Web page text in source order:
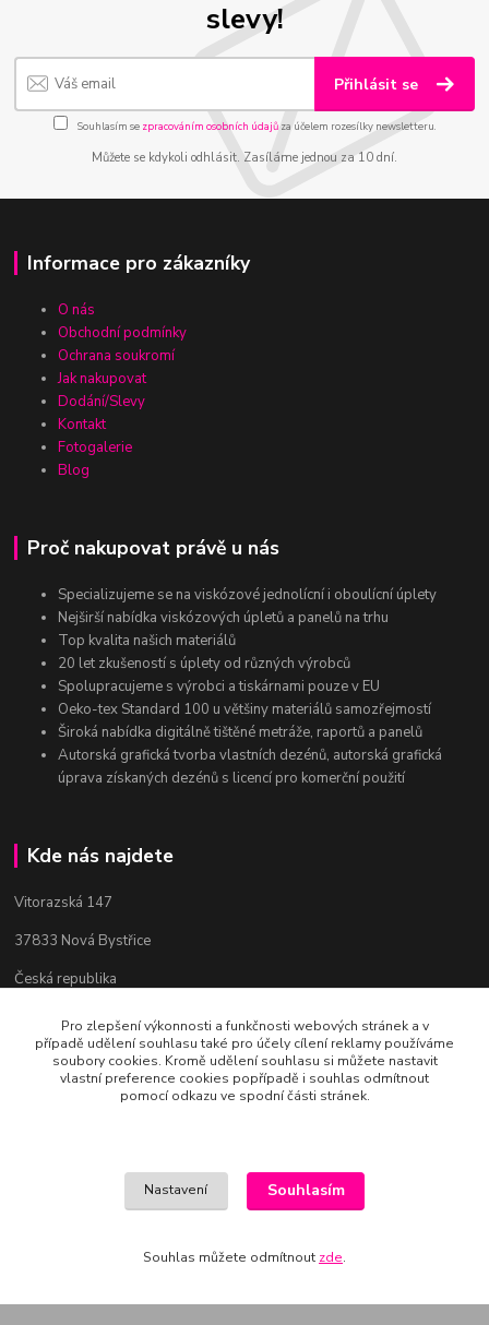
slevy!
Přihlásit se
Souhlasím se zpracováním osobních údajůza účelem rozesílky newsletteru.
Můžete se kdykoli odhlásit. Zasíláme jednou za 10 dní.
Informace pro zákazníky
O nás
Obchodní podmínky
Ochrana soukromí
Jak nakupovat
Dodání/Slevy
Kontakt
Fotogalerie
Blog
Proč nakupovat právě u nás
Specializujeme se na viskózové jednolícní i oboulícní úplety
Nejširší nabídka viskózových úpletů a panelů na trhu
Top kvalita našich materiálů
20 let zkušeností s úplety od různých výrobců
Spolupracujeme s výrobci a tiskárnami pouze v EU
Oeko-tex Standard 100 u většiny materiálů samozřejmostí
Široká nabídka digitálně tištěné metráže, raportů a panelů
Autorská grafická tvorba vlastních dezénů, autorská grafická
úprava získaných dezénů s licencí pro komerční použití
Kde nás najdete
Vitorazská 147
37833 Nová Bystřice
Česká republika
Kontakty
Bc. Věra Pospíchalová
art-mania@email.cz
Pro zlepšení výkonnosti a funkčnosti webových stránek a v
případě udělení souhlasu také pro účely cílení reklamy používáme
soubory cookies. Kromě udělení souhlasu si můžete nastavit
vlastní preference cookies popřípadě i souhlas odmítnout
pomocí odkazu ve spodní části stránek.
Nastavení Souhlasím
Souhlas můžete odmítnout zde.